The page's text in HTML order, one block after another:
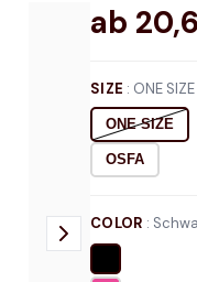
ab
SIZE : ONE SIZE
ONE SIZE
OSFA
COLOR :